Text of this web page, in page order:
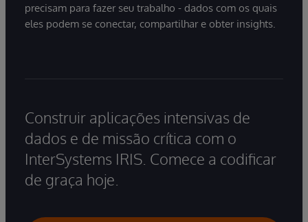
precisam para fazer seu trabalho - dados com os quais
eles podem se conectar, compartilhar e obter insights.
Construir aplicações intensivas de
dados e de missão crítica com o
InterSystems IRIS. Comece a codificar
de graça hoje.